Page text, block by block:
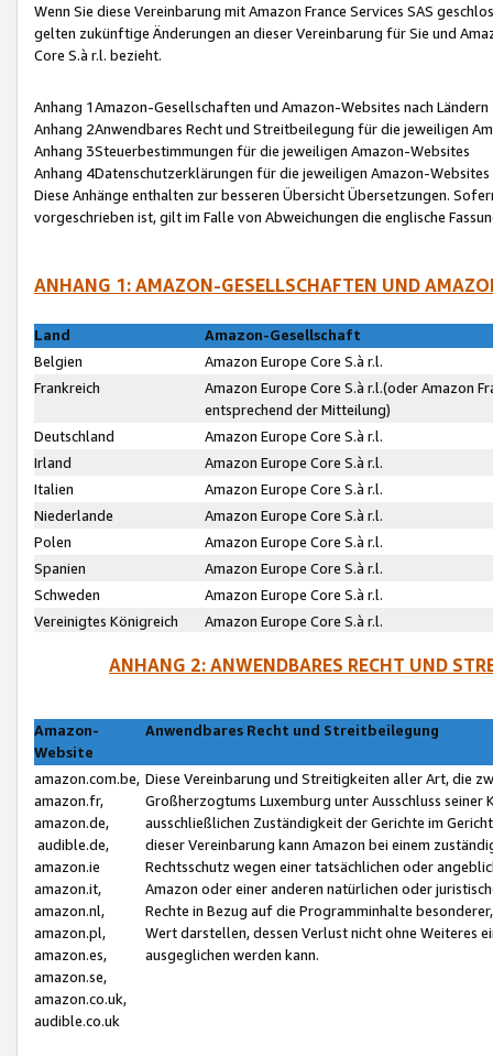
Wenn Sie diese Vereinbarung mit Amazon France Services SAS
gelten zukünftige Änderungen an dieser Vereinbarung für Sie und
Core S.à r.l. bezieht.
Anhang 1Amazon-Gesellschaften und Amazon-Websites nach Ländern
Anhang 2Anwendbares Recht und Streitbeilegung für die jeweiligen
Anhang 3Steuerbestimmungen für die jeweiligen Amazon-Websites
Anhang 4Datenschutzerklärungen für die jeweiligen Amazon-Websites
Diese Anhänge enthalten zur besseren Übersicht Übersetzungen.
vorgeschrieben ist, gilt im Falle von Abweichungen die englische
ANHANG 1: AMAZON-GESELLSCHAFTEN UND
Land
Amazon-Gesellschaft
Belgien
Amazon Europe Core S.à r.l.
Frankreich
Amazon Europe Core S.à r.l.(oder Amazon
entsprechend der Mitteilung)
Deutschland
Amazon Europe Core S.à r.l.
Irland
Amazon Europe Core S.à r.l.
Italien
Amazon Europe Core S.à r.l.
Niederlande
Amazon Europe Core S.à r.l.
Polen
Amazon Europe Core S.à r.l.
Spanien
Amazon Europe Core S.à r.l.
Schweden
Amazon Europe Core S.à r.l.
Vereinigtes Königreich
Amazon Europe Core S.à r.l.
ANHANG 2: ANWENDBARES RECHT UND
Amazon-
Website
Anwendbares Recht und Streitbeilegung
amazon.com.be,
amazon.fr,
amazon.de,
audible.de,
amazon.ie
amazon.it,
amazon.nl,
amazon.pl,
amazon.es,
amazon.se,
amazon.co.uk,
audible.co.uk
Diese Vereinbarung und Streitigkeiten aller Art, die
Großherzogtums Luxemburg unter Ausschluss
ausschließlichen Zuständigkeit der Gerichte im
dieser Vereinbarung kann Amazon bei einem
Rechtsschutz wegen einer tatsächlichen oder
Amazon oder einer anderen natürlichen oder
Rechte in Bezug auf die Programminhalte
Wert darstellen, dessen Verlust nicht ohne Weiteres
ausgeglichen werden kann.